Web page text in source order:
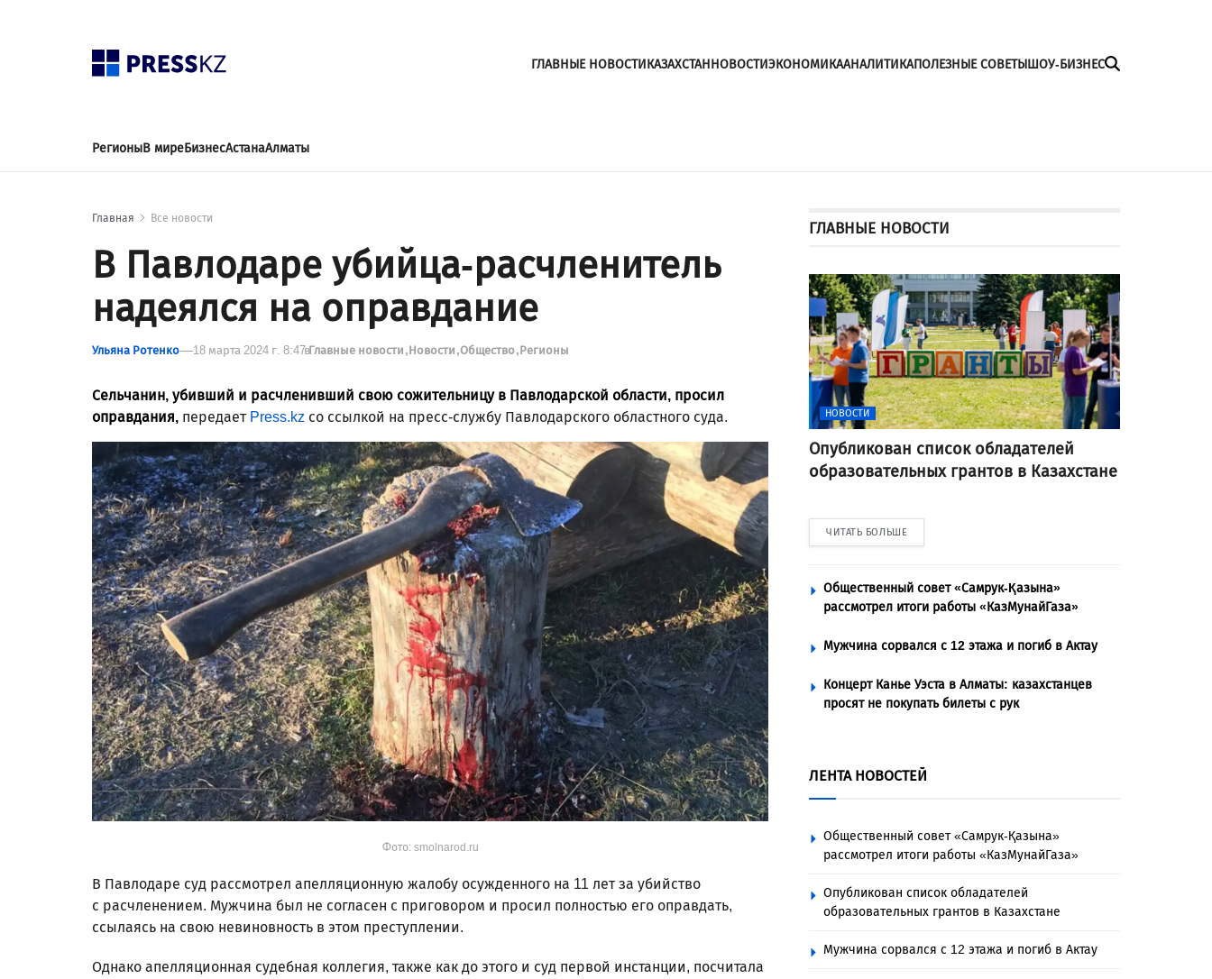
ГЛАВНЫЕ НОВОСТИКАЗАХСТАННОВОСТИЭКОНОМИКААНАЛИТИКАПОЛЕЗНЫЕ СОВЕТЫШОУ-БИЗНЕС
РегионыВ миреБизнесАстанаАлматы
Главная Все новости
В Павлодаре убийца-расчленитель
надеялся на оправдание
Ульяна Ротенко 18 марта 2024 г. 8:47вГлавные новости НовостиОбщество Регионы
Сельчанин, убивший и расчленивший свою сожительницу в Павлодарской области, просил
оправдания, передаетPress.kz со ссылкой на пресс-службу Павлодарского областного суда.
Фото: smolnarod.ru
В Павлодаре суд рассмотрел апелляционную жалобу осужденного на 11 лет за убийство
с расчленением. Мужчина был не согласен с приговором и просил полностью его оправдать,
ссылаясь на свою невиновность в этом преступлении.
Однако апелляционная судебная коллегия, также как до этого и суд первой инстанции, посчитала
ГЛАВНЫЕ НОВОСТИ
НОВОСТИ
Опубликован список обладателей
образовательных грантов в Казахстане
ЧИТАТЬ БОЛЬШЕ
Общественный совет «Самрук-Қазына»
рассмотрел итоги работы «КазМунайГаза»
Мужчина сорвался с 12 этажа и погиб в Актау
Концерт Канье Уэста в Алматы: казахстанцев
просят не покупать билеты с рук
ЛЕНТА НОВОСТЕЙ
Общественный совет «Самрук-Қазына»
рассмотрел итоги работы «КазМунайГаза»
Опубликован список обладателей
образовательных грантов в Казахстане
Мужчина сорвался с 12 этажа и погиб в Актау